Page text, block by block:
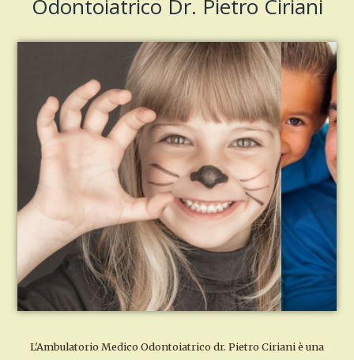
Odontoiatrico Dr. Pietro Ciriani
L'Ambulatorio Medico Odontoiatrico dr. Pietro Ciriani è una